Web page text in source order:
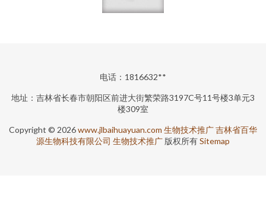
电话：1816632**
地址：吉林省长春市朝阳区前进大街繁荣路3197C号11号楼3单元3
楼309室
Copyright © 2026www.jlbaihuayuan.com 生物技术推广吉林省百华
源生物科技有限公司 生物技术推广 版权所有Sitemap